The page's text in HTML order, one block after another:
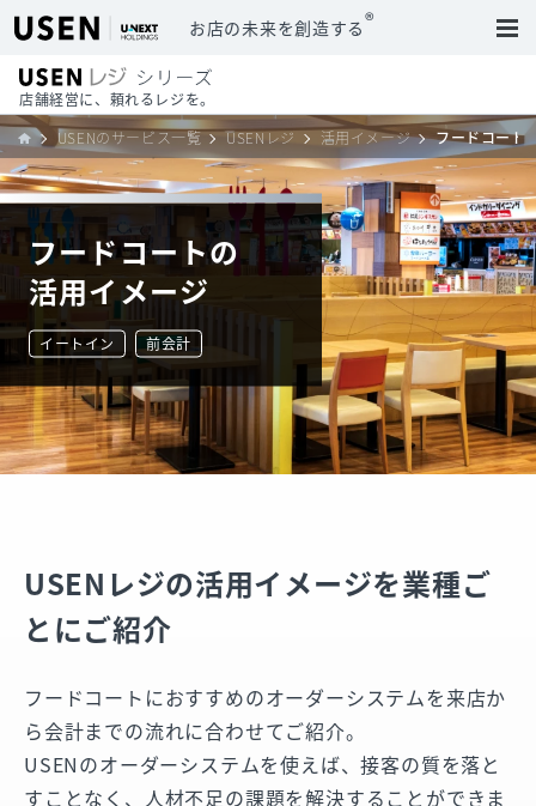
お店の未来を創造する®
店舗経営に、頼れるレジを。
USENのサービス一覧
USENレジ 活用イメージ フードコート
フードコートの
活用イメージ
イートイン 前会計
USENレジの活用イメージを業種ご
とにご紹介
フードコートにおすすめのオーダーシステムを来店か
ら会計までの流れに合わせてご紹介。
USENのオーダーシステムを使えば、接客の質を落と
すことなく、人材不足の課題を解決することができま